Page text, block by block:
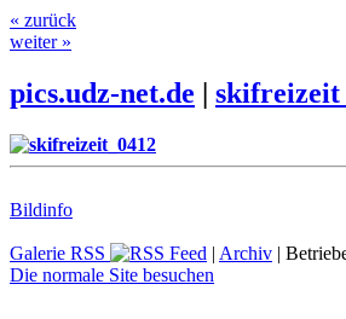
« zurück
weiter »
pics.udz-net.de |
Bildinfo
Galerie RSS | Archiv |
Die normale Site besuchen